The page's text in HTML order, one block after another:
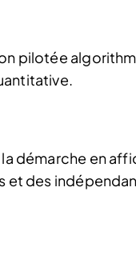
pilotée
démarche en
et des